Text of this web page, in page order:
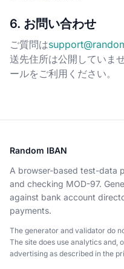
6. お問い合わせ
ご質問は
送先住所は公開していま
ールをご利用ください。
Random IBAN
A browser-based test-data
and checking MOD-97.
against bank account
payments.
The generator and validator do
The site does use analytics and,
advertising as described in the